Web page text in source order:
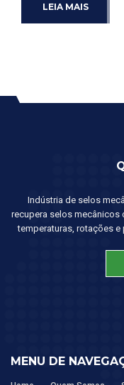
LEIA MAIS
Indústria de selos
recupera selos mecânicos
temperaturas, rotações
MENU DE